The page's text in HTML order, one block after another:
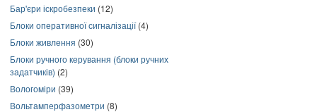
Бар'єри іскробезпеки (12)
Блоки оперативної сигналізації(4)
Блоки живлення (30)
Блоки ручного керування (блоки ручних
задатчиків) (2)
Вологоміри (39)
Вольтамперфазометри (8)